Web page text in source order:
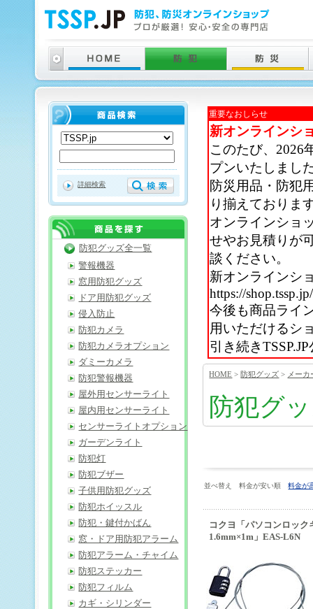
重要なおしらせ
新オンラインシ
このたび、2026
プンいたしまし
防災用品・防犯
り揃えておりま
オンラインショ
せやお見積りが
談ください。
新オンラインシ
https://shop.tssp.jp/
今後も商品ライ
用いただけるシ
引き続き
HOME >防犯グッズ > メーカ
防犯グ
並べ替え 料金が安い順料金が
コクヨ「パソコンロック
1.6mm×1m」EAS-L6N
詳細検索
防犯グッズ全一覧
警報機器
窓用防犯グッズ
ドア用防犯グッズ
侵入防止
防犯カメラ
防犯カメラオプション
ダミーカメラ
防犯警報機器
屋外用センサーライト
屋内用センサーライト
センサーライトオプション
ガーデンライト
防犯灯
防犯ブザー
子供用防犯グッズ
防犯ホイッスル
防犯・鍵付かばん
窓・ドア用防犯アラーム
防犯アラーム・チャイム
防犯ステッカー
防犯フィルム
カギ・シリンダー